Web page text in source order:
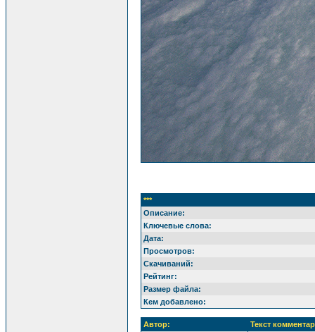
***
Описание:
Ключевые слова:
Дата:
Просмотров:
Скачиваний:
Рейтинг:
Размер файла:
Кем добавлено:
Автор:
Текст